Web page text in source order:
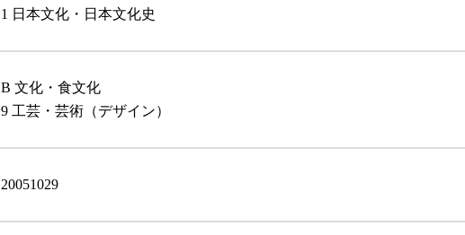
1 日本文化・日本文化史
B 文化・食文化
9 工芸・芸術（デザイン）
20051029